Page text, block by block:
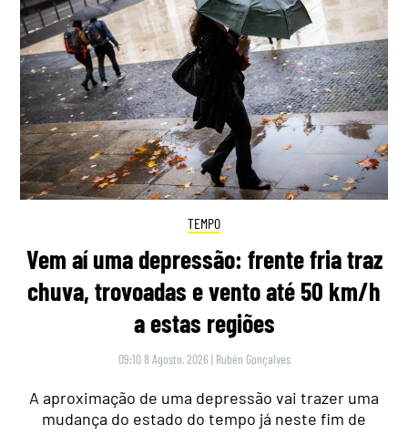
TEMPO
Vem aí uma depressão: frente fria traz
chuva, trovoadas e vento até 50 km/h
a estas regiões
09:10 8 Agosto, 2026 | Rubén Gonçalves
A aproximação de uma depressão vai trazer uma
mudança do estado do tempo já neste fim de